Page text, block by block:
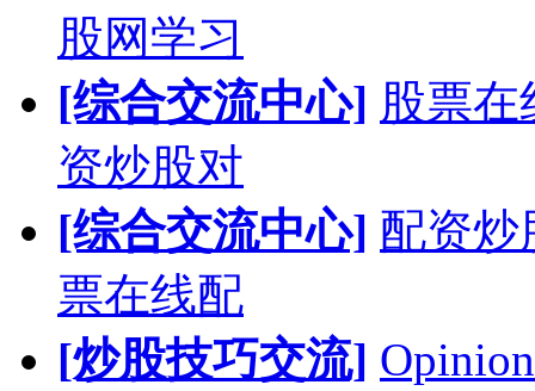
股网学习
[综合交流中心] 股票
资炒股对
[综合交流中心] 配资炒
票在线配
[炒股技巧交流]